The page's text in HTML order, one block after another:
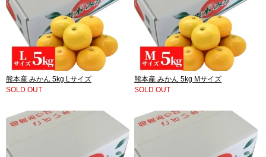
熊本産 みかん 5kg Lサイズ
SOLD OUT
熊本産 みかん 5kg Mサイズ
SOLD OUT